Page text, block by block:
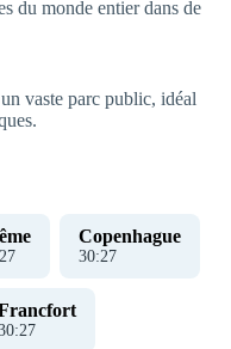
du monde entier dans de
vaste parc public, idéal
27
Copenhague
30:27
:27